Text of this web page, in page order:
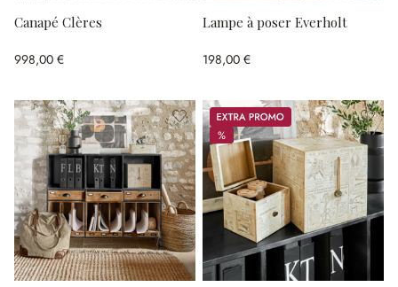
Canapé Clères
998,00 €
Lampe à poser Everholt
198,00 €
Promos
%
%